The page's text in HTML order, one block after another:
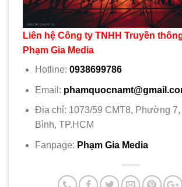
Liên hệ Công ty TNHH Truyền
Phạm Gia Media
Hotline: 0938699786
Email:
Địa chỉ: 1073/59 CMT8, Phường 7,
Bình, TP.HCM
Fanpage: Phạm Gia Media